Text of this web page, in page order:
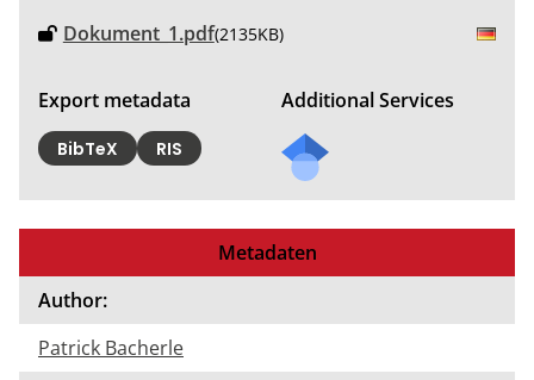
Dokument_1.pdf(2135KB)
Export metadata
BibTeX RIS
Additional Services
Metadaten
Author:
Patrick Bacherle